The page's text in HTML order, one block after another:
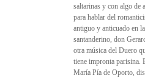
saltarinas y con algo de
para hablar del
antiguo y anticuado en
santanderino, don
otra música del Duero
tiene impronta parisina.
María Pía de Oporto,